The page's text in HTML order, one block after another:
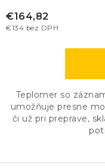
€134 bez DPH
€164,82
Teplomer so
umožňuje presne
či už pri preprave,